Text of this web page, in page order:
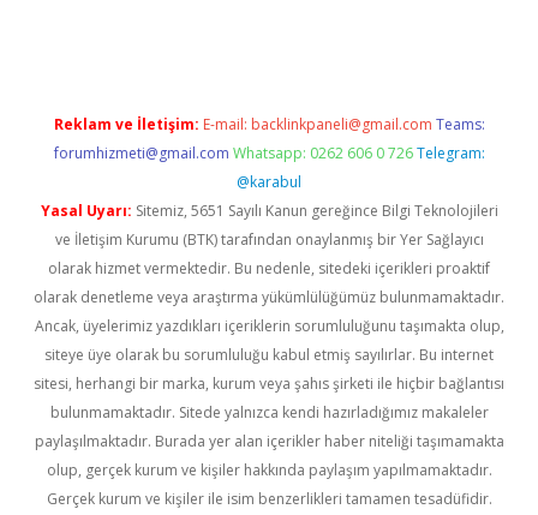
Reklam ve İletişim: E-mail: backlinkpaneli@gmail.com Teams:
forumhizmeti@gmail.com Whatsapp: 0262 606 0 726 Telegram:
@karabul
Yasal Uyarı: Sitemiz, 5651 Sayılı Kanun gereğince Bilgi Teknolojileri
ve İletişim Kurumu (BTK) tarafından onaylanmış bir Yer Sağlayıcı
olarak hizmet vermektedir. Bu nedenle, sitedeki içerikleri proaktif
olarak denetleme veya araştırma yükümlülüğümüz bulunmamaktadır.
Ancak, üyelerimiz yazdıkları içeriklerin sorumluluğunu taşımakta olup,
siteye üye olarak bu sorumluluğu kabul etmiş sayılırlar. Bu internet
sitesi, herhangi bir marka, kurum veya şahıs şirketi ile hiçbir bağlantısı
bulunmamaktadır. Sitede yalnızca kendi hazırladığımız makaleler
paylaşılmaktadır. Burada yer alan içerikler haber niteliği taşımamakta
olup, gerçek kurum ve kişiler hakkında paylaşım yapılmamaktadır.
Gerçek kurum ve kişiler ile isim benzerlikleri tamamen tesadüfidir.